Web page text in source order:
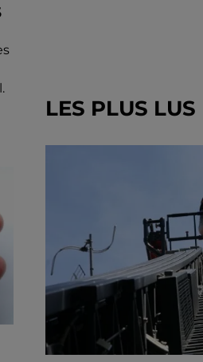
LES PLUS LUS